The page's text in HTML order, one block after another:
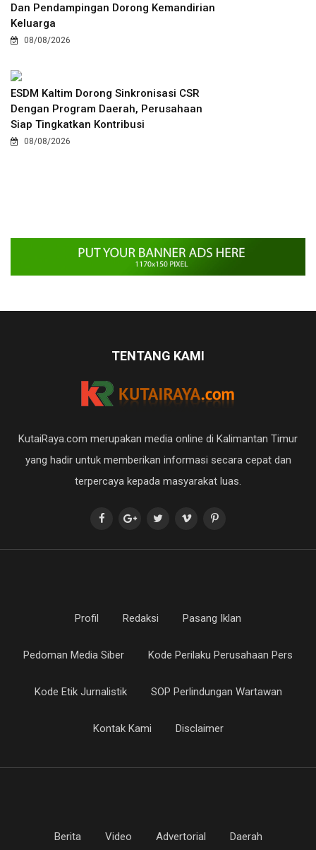
Dan Pendampingan Dorong Kemandirian
Keluarga
08/08/2026
ESDM Kaltim Dorong Sinkronisasi CSR
Dengan Program Daerah, Perusahaan
Siap Tingkatkan Kontribusi
08/08/2026
TENTANG KAMI
KutaiRaya.com merupakan media online di Kalimantan Timur
yang hadir untuk memberikan informasi secara cepat dan
terpercaya kepada masyarakat luas.
Profil Redaksi Pasang Iklan
Pedoman Media Siber Kode Perilaku Perusahaan Pers
Kode Etik Jurnalistik SOP Perlindungan Wartawan
Kontak Kami Disclaimer
Berita Video Advertorial Daerah